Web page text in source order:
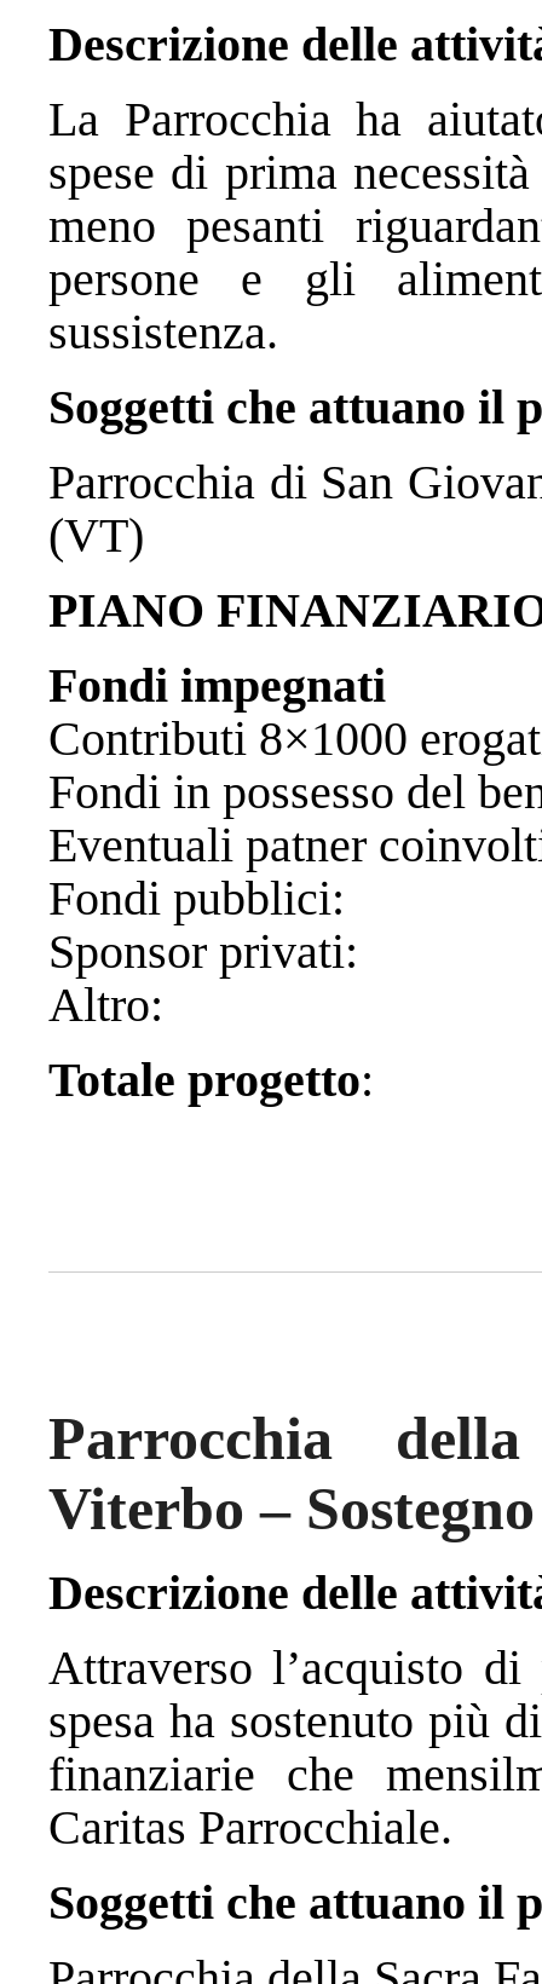
Descrizione delle
La Parrocchia ha
spese di prima
meno pesanti
persone e gli
sussistenza.
Soggetti che attuano il
Parrocchia di San
(VT)
PIANO
Fondi impegnati
Contributi
Fondi in possesso
Eventuali
Fondi
Sponsor
Altro:
Totale progetto
Parrocchia
Viterbo –
Descrizione delle
Attraverso l’acquisto
spesa ha sostenuto più
finanziarie che
Caritas Parrocchiale.
Soggetti che attuano il